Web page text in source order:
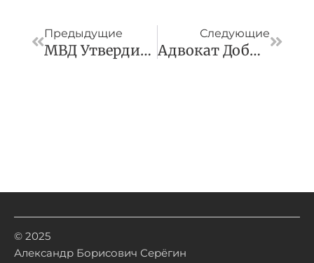
Предыдущие
МВД Утвердило Порядок Охраны И Конвоирования Подозреваемых И Обвиняемых В Здания Судов
Следующие
Адвокат Добилась В Кассации Отмены Судебных Актов О Заключении Под Стражу Предпринимателя
© 2025
Александр Борисович Серёгин